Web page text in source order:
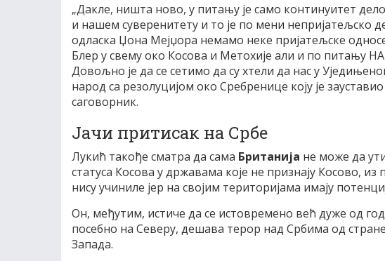
„Дакле, ништа ново, у питању је само континуитет
и нашем суверенитету и то је по мени непријатељско
одласка Џона Мејџора немамо неке пријатељске
Блер у свему око Косова и Метохије али и по питању
Довољно је да се сетимо да су хтели да нас у
народ са резолуцијом око Сребренице коју је
саговорник.
Јачи притисак на Србе
Лукић такође сматра да сама Британија не може да
статуса Косова у државама које не признају Косово,
нису учиниле јер на својим територијама имају
Он, међутим, истиче да се истовремено већ дуже од
посебно на Северу, дешава терор над Србима од стране
Запада.